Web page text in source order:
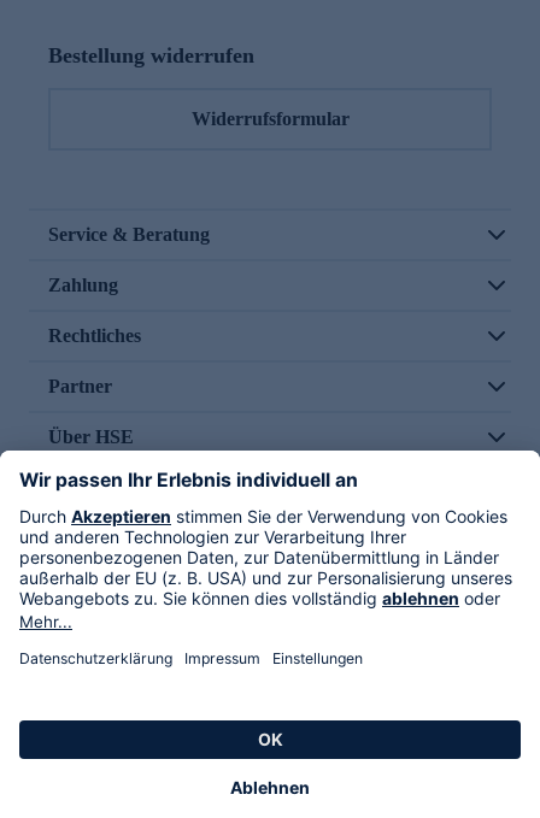
Bestellung widerrufen
Widerrufsformular
Service & Beratung
Zahlung
Rechtliches
Partner
Über HSE
Im TV
HSE International